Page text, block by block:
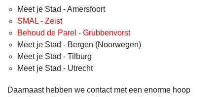
Meet je Stad - Amersfoort
SMAL - Zeist
Behoud de Parel - Grubbenvorst
Meet je Stad - Bergen (Noorwegen)
Meet je Stad - Tilburg
Meet je Stad - Utrecht
Daarnaast hebben we contact met een enorme hoop